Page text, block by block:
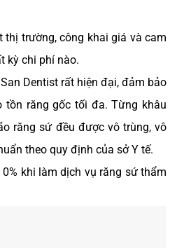
thị trường, công khai giá và cam
kỳ chi phí nào.
Dentist rất hiện đại, đảm bảo
răng gốc tối đa. Từng khâu
răng sứ đều được vô trùng, vô
theo quy định của sở Y tế.
khi làm dịch vụ răng sứ thẩm